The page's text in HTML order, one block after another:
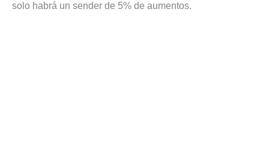
solo habrá un sender de 5% de aumentos.